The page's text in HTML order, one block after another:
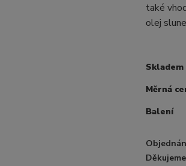
také
olej
Skladem
Měrná
Balení